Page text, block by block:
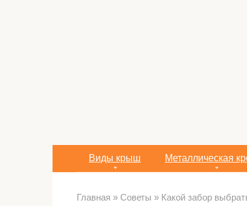
Виды крыш Металлическая
Главная » Советы » Какой забор